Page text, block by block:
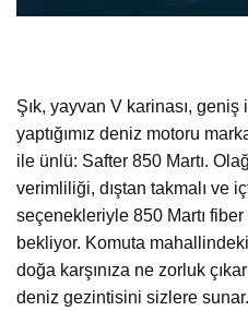
Şık, yayvan V karinası, geniş
yaptığımız deniz motoru
ile ünlü: Safter 850 Martı.
verimliliği, dıştan takmalı ve
seçenekleriyle 850 Martı
bekliyor. Komuta
doğa karşınıza ne zorluk
deniz gezintisini sizlere